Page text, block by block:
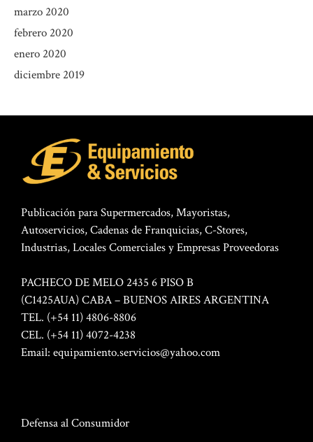
marzo 2020
febrero 2020
enero 2020
diciembre 2019
Publicación para Supermercados, Mayoristas,
Autoservicios, Cadenas de Franquicias, C-Stores,
Industrias, Locales Comerciales y Empresas Proveedoras
PACHECO DE MELO 2435 6 PISO B
(C1425AUA) CABA – BUENOS AIRES ARGENTINA
TEL. (+54 11) 4806-8806
CEL. (+54 11) 4072-4238
Email: equipamiento.servicios@yahoo.com
Defensa al Consumidor